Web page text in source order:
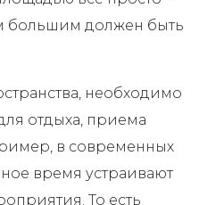
большим должен быть
необходимо
отдыха, приема
в современных
время устраивают
То есть